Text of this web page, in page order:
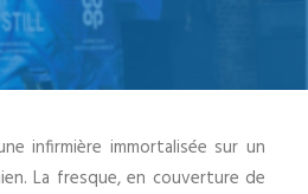
infirmière immortalisée sur un
La fresque, en couverture de